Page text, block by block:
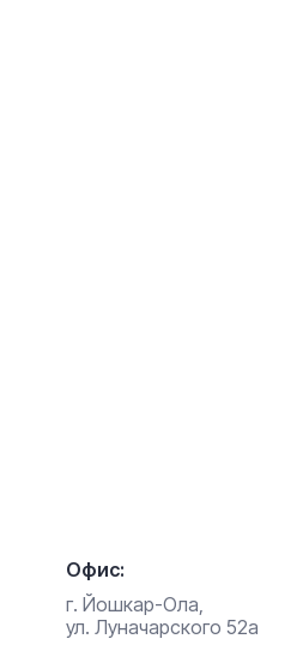
г. Йошкар-Ола,
ул. Луначарского 52а
Офис: